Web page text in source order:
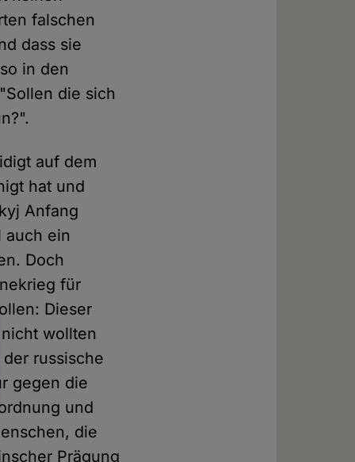
falschen
dass sie
in den
die sich
auf dem
hat und
Anfang
auch ein
Doch
für
Dieser
wollten
russische
gegen die
und
die
Prägung